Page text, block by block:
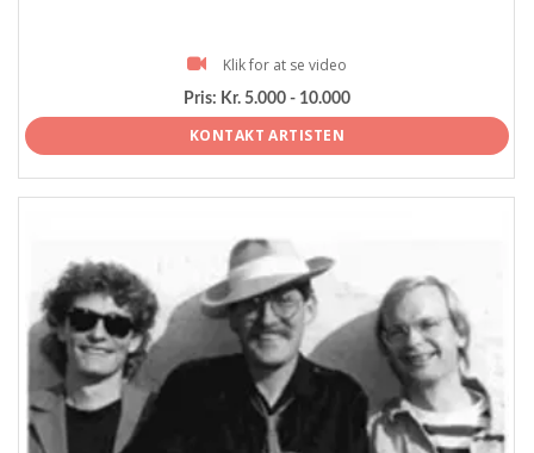
Klik for at se video
Pris: Kr. 5.000 - 10.000
KONTAKT ARTISTEN